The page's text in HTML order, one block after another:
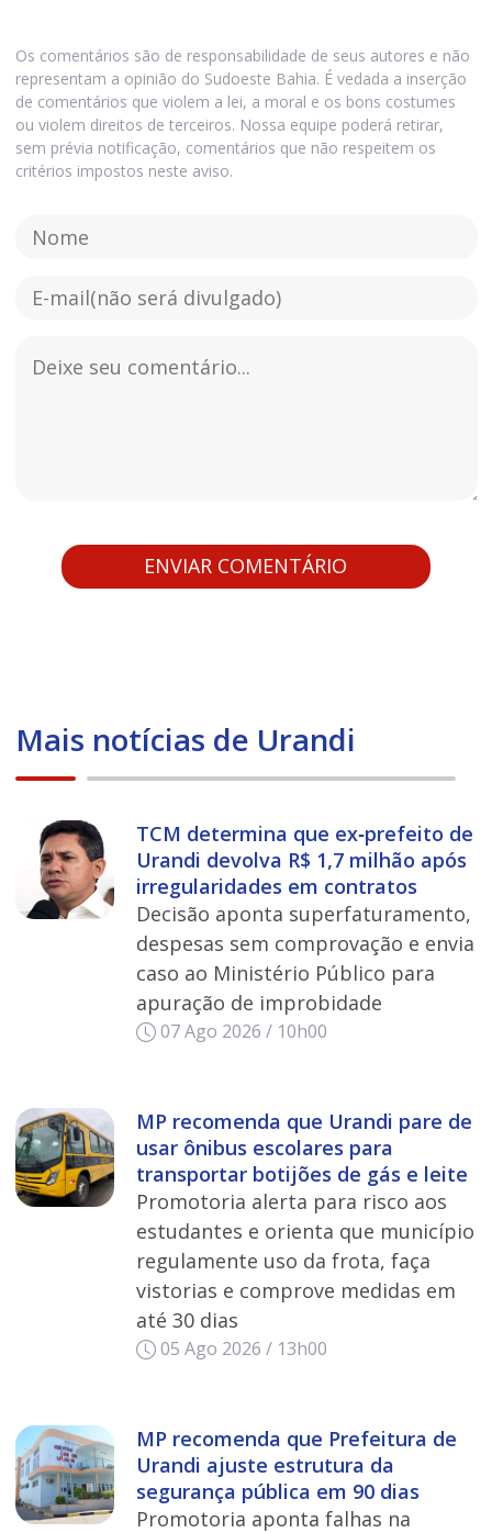
Os comentários são de responsabilidade de seus autores e não
representam a opinião do Sudoeste Bahia. É vedada a inserção
de comentários que violem a lei, a moral e os bons costumes
ou violem direitos de terceiros. Nossa equipe poderá retirar,
sem prévia notificação, comentários que não respeitem os
critérios impostos neste aviso.
Mais notícias de Urandi
TCM determina que ex‑prefeito de
Urandi devolva R$ 1,7 milhão após
irregularidades em contratos
Decisão aponta superfaturamento,
despesas sem comprovação e envia
caso ao Ministério Público para
apuração de improbidade
07 Ago 2026 / 10h00
MP recomenda que Urandi pare de
usar ônibus escolares para
transportar botijões de gás e leite
Promotoria alerta para risco aos
estudantes e orienta que município
regulamente uso da frota, faça
vistorias e comprove medidas em
até 30 dias
05 Ago 2026 / 13h00
MP recomenda que Prefeitura de
Urandi ajuste estrutura da
segurança pública em 90 dias
Promotoria aponta falhas na